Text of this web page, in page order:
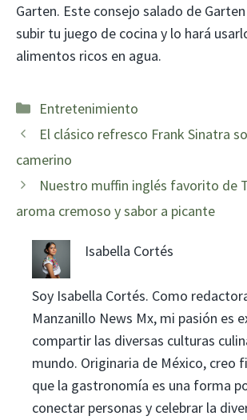
Garten. Este consejo salado de
subir tu juego de cocina y lo hará
alimentos ricos en agua.
Categorías
Entretenimiento
El clásico refresco Frank Sinatra
camerino
Nuestro muffin inglés favorito de
aroma cremoso y sabor a picante
Isabella Cortés
Soy Isabella Cortés. Como
Manzanillo News Mx, mi pasión es
compartir las diversas culturas
mundo. Originaria de México, creo
que la gastronomía es una forma
conectar personas y celebrar la